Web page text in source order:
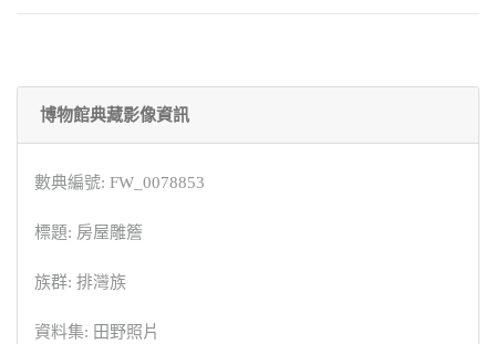
博物館典藏影像資訊
數典編號: FW_0078853
標題: 房屋雕簷
族群: 排灣族
資料集: 田野照片